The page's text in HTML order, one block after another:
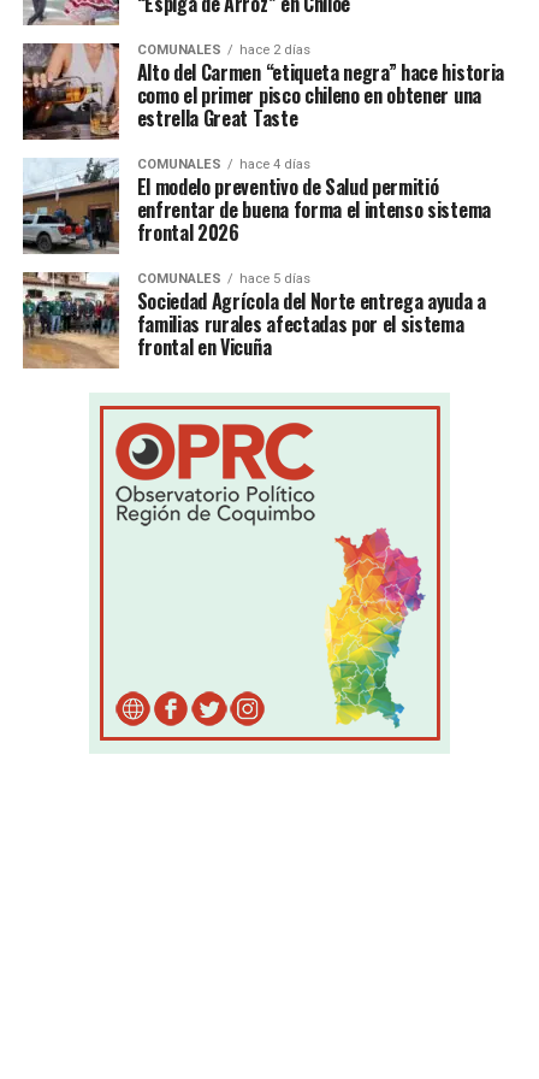
COMUNALES hace 2 días
Alto del Carmen “etiqueta negra” hace historia
como el primer pisco chileno en obtener una
estrella Great Taste
COMUNALES hace 4 días
El modelo preventivo de Salud permitió
enfrentar de buena forma el intenso sistema
frontal 2026
COMUNALES hace 5 días
Sociedad Agrícola del Norte entrega ayuda a
familias rurales afectadas por el sistema
frontal en Vicuña